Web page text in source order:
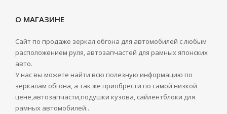
О МАГАЗИНЕ
Сайт по продаже зеркал обгона для автомобилей с любым
расположением руля, автозапчастей для рамных японских
авто.
У нас вы можете найти всю полезную информацию по
зеркалам обгона, а так же приобрести по самой низкой
цене,автозапчасти,подушки кузова, сайлентблоки для
рамных автомобилей..